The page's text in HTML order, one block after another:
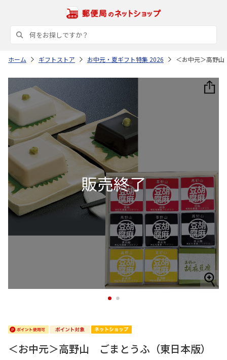
ホーム ギフトストア お中元・夏ギフト特集 2026 ＜お中元＞高野
1 2
＜お中元＞高野山 ごまとうふ（東日本版）